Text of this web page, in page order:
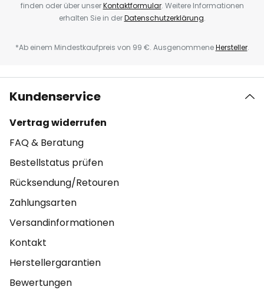
finden oder über unserKontaktformular. Weitere Informationen
erhalten Sie in derDatenschutzerklärung.
*Ab einem Mindestkaufpreis von 99 €. AusgenommeneHersteller.
Kundenservice
Vertrag widerrufen
FAQ & Beratung
Bestellstatus prüfen
Rücksendung/Retouren
Zahlungsarten
Versandinformationen
Kontakt
Herstellergarantien
Bewertungen